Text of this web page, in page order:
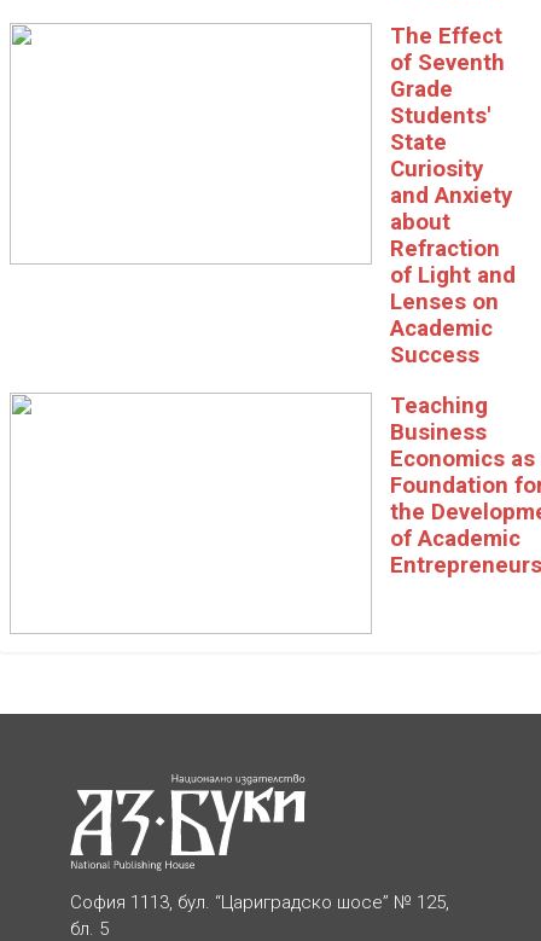
The Effect
of Seventh
Grade
Students'
State
Curiosity
and Anxiety
about
Refraction
of Light and
Lenses on
Academic
Success
Teaching
Business
Economics as
Foundation
the
of Academic
София 1113, бул. “Цариградско шосе” № 125,
бл. 5